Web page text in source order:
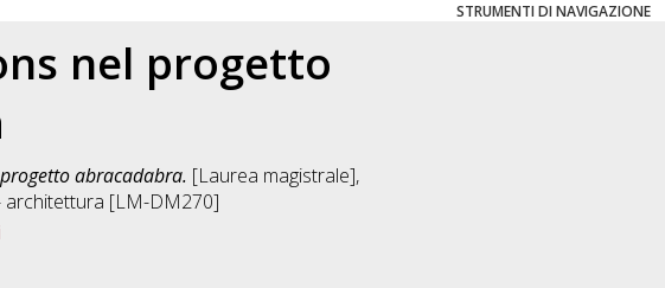
STRUMENTI DI NAVIGAZIONE
nel progetto
abracadabra. [Laurea magistrale],
architettura [LM-DM270]